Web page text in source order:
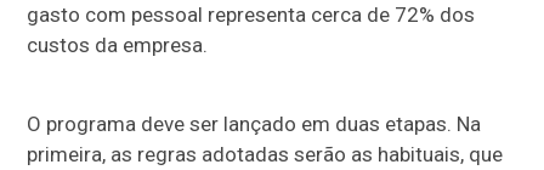
gasto com pessoal representa cerca de 72% dos
custos da empresa.
O programa deve ser lançado em duas etapas. Na
primeira, as regras adotadas serão as habituais, que